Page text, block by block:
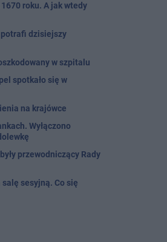
roku. A jak wtedy
potrafi dzisiejszy
w szpitalu
spotkało się w
na krajówce
Wyłączono
przewodniczący Rady
salę sesyjną. Co się